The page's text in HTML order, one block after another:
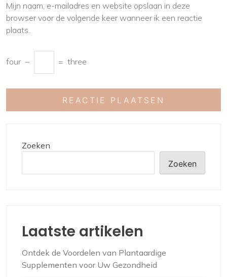
Mijn naam, e-mailadres en website opslaan in deze
browser voor de volgende keer wanneer ik een reactie
plaats.
four − = three
Zoeken
Zoeken
Laatste artikelen
Ontdek de Voordelen van Plantaardige
Supplementen voor Uw Gezondheid